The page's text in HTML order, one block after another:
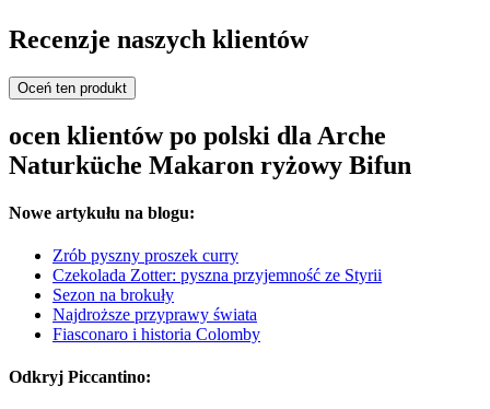
Recenzje naszych klientów
Oceń ten produkt
ocen klientów po polski dla Arche
Naturküche Makaron ryżowy Bifun
Nowe artykułu na blogu:
Zrób pyszny proszek curry
Czekolada Zotter: pyszna przyjemność ze Styrii
Sezon na brokuły
Najdroższe przyprawy świata
Fiasconaro i historia Colomby
Odkryj Piccantino: